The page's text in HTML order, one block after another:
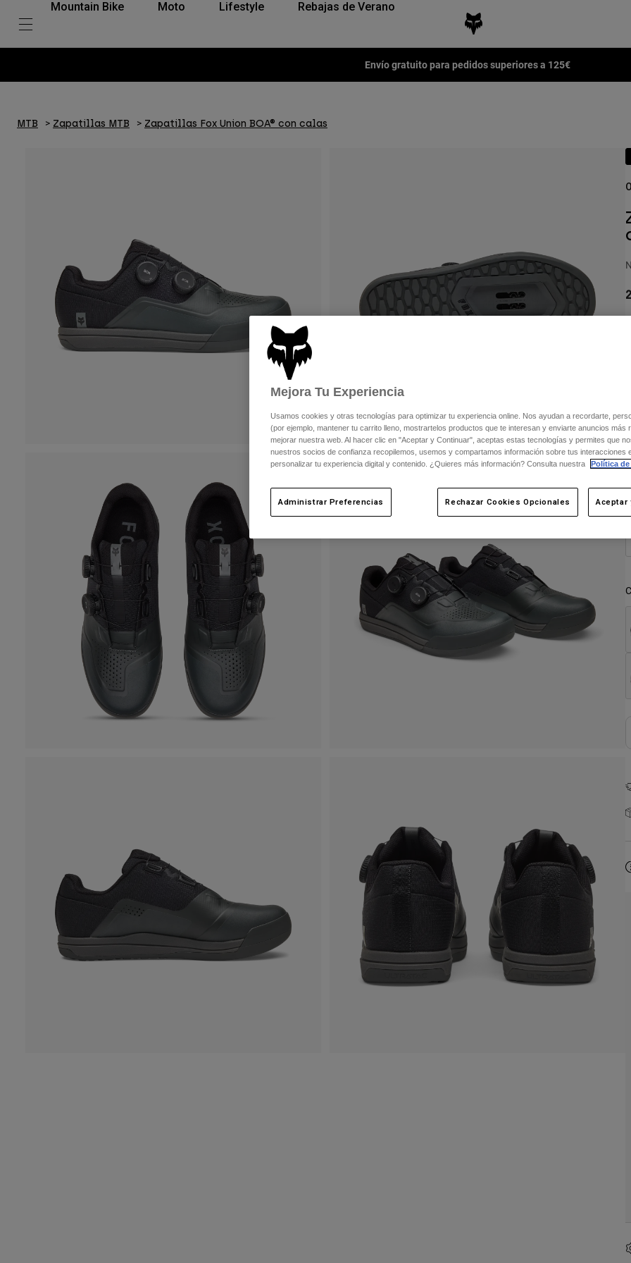
Mountain Bike Moto Lifestyle Rebajas de Verano
Envío gratuito para pedidos superiores a 125€
MTB Zapatillas MTB Zapatillas Fox Union BOA® con calas
Mejora Tu Experiencia
Usamos cookies y otras tecnologías para optimizar tu experiencia online. Nos ayudan a recordarte,
(por ejemplo, mantener tu carrito lleno, mostrartelos productos que te interesan y enviarte anuncios más
mejorar nuestra web. Al hacer clic en "Aceptar y Continuar", aceptas estas tecnologías y permites que
nuestros socios de confianza recopilemos, usemos y compartamos información sobre tus interacciones
personalizar tu experiencia digital y contenido. ¿Quieres más información? Consulta nuestra
Política
Administrar Preferencias Rechazar Cookies Opcionales Aceptar